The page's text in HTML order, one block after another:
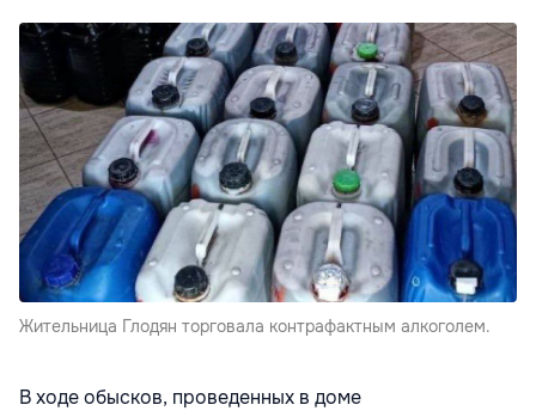
Жительница Глодян торговала контрафактным алкоголем.
В ходе обысков, проведенных в доме